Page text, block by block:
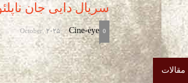
سریال دایی جان
Cine-eye
-
October, 2025 0
مقالات